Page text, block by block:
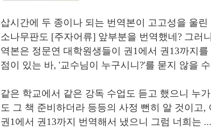
삽시간에 두 종이나 되는 번역본이 고고성을 울린
소나무판도 [주자어류] 앞부분을 번역했네? 그러
역본은 정문연 대학원생들이 권1에서 권13까지
점이 있는 바, '교수님이 누구시니?'를 묻지 않을
같은 학교에서 같은 강독 수업도 듣고 했으니 누
도 그 책 준비하더라 등등의 사정 뻔히 알 것이고,
권1에서 권13까지 번역해서 냈으니 그럼 너희는